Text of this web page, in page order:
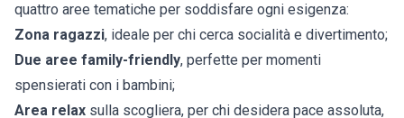
quattro aree tematiche per soddisfare ogni esigenza:
Zona ragazzi, ideale per chi cerca socialità e divertimento;
Due aree family-friendly, perfette per momenti
spensierati con i bambini;
Area relax sulla scogliera, per chi desidera pace assoluta,